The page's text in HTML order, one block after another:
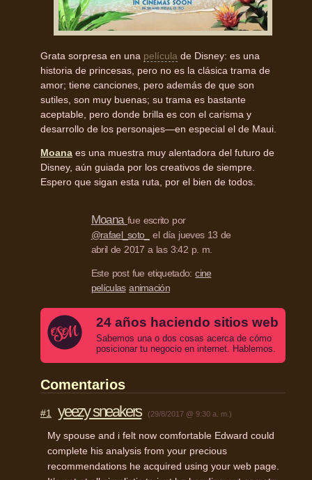
Grata sorpresa en una película de Disney: es una
historia de princesas, pero no es la clásica trama de
amor; tiene canciones, pero además de que son
sutiles, son muy buenas; su trama es bastante
aceptable, pero donde brilla es con el carisma y
desarrollo de los personajes—en especial el de Maui.
Moana es una muestra muy alentadora del futuro de
Disney, aún guiada por los creativos de siempre.
Espero que sigan esta ruta, por el bien de todos.
Moana fue escrito por
@rafael_soto_
el día jueves 13 de
abril de 2017 a las 3:42 p. m.
Este post fue etiquetado:cine
películas animación
24 años haciendo sitios web
Sabemos una o dos cosas acerca de cómo
posicionar tu negocio en internet. Hablemos.
Comentarios
#1 yeezy sneakers (29/8/2017 @ 9:30 a. m.)
My spouse and i felt now comfortable Edward could
complete his analysis from your precious
recommendations he acquired using your web page.